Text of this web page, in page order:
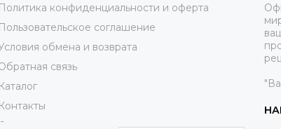
Политика конфиденциальности и оферта
Пользовательское соглашение
обмена и возврата
связь
Каталог
Контакты
Справочники